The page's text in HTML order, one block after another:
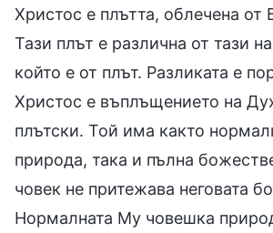
Христос е плътта, облечена
Тази плът е различна от тази
който е от плът. Разликата е
Христос е въплъщението на
плътски. Той има както
природа, така и пълна
човек не притежава неговата
Нормалната Му човешка